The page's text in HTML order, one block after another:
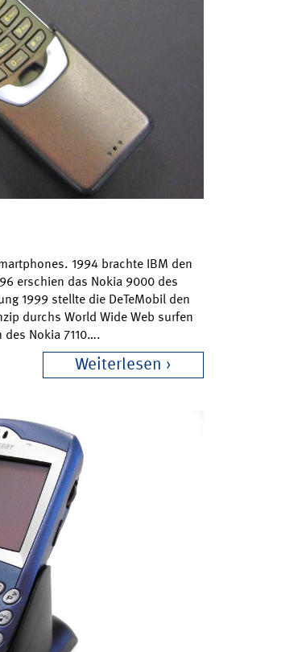
1994 brachte IBM den
erschien das Nokia 9000 des
1999 stellte die DeTeMobil den
durchs World Wide Web surfen
des Nokia 7110….
Weiterlesen